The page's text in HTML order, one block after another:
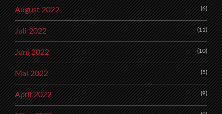
August 2022 (6)
Juli 2022 (11)
Juni 2022 (10)
Mai 2022 (5)
April 2022 (9)